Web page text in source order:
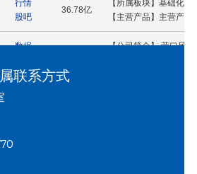
联系方式